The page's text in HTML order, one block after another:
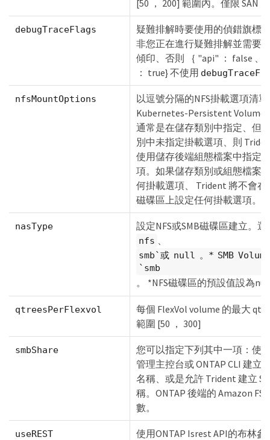
[50 ， 200] 範圍內。僅限 SAN 。
debugTraceFlags
疑難排解時要使用的偵錯旗標
非您正在進行疑難排解並需要
傾印、否則 ｛ "api" ： false 、
： true} 不使用
nfsMountOptions
以逗號分隔的NFS掛載選項清
Kubernetes-Persistent Volume
通常是在儲存類別中指定、但
別中未指定掛載選項、則
使用儲存後端組態檔案中指定
項。如果儲存類別或組態檔案
何掛載選項、 Trident 將不會
磁碟區上設定任何掛載選項。
nasType 設定NFS或SMB磁碟區建立。
nfs
smb`或 null 。* SMB
`smb
。 *NFS磁碟區的預設值設為
qtreesPerFlexvol
每個 FlexVol volume 的最大
範圍 [50 ， 300]
smbShare
您可以指定下列其中一項：使
管理主控台或 ONTAP CLI 建立
名稱、或是允許 Trident 建立
稱。ONTAP 後端的 Amazon
數。
useREST 使用ONTAP Isrest API的布林